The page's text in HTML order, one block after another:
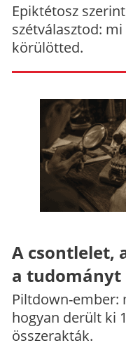
Epiktétosz
szétválasztod:
körülötted.
A csontlelet,
a tudományt
Piltdown-ember:
hogyan derült ki
összerakták.